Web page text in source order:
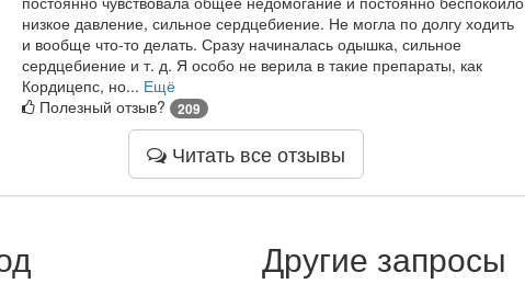
низкое давление, сильное сердцебиение. Не могла по долгу ходить
и вообще что-то делать. Сразу начиналась одышка, сильное
сердцебиение и т. д. Я особо не верила в такие препараты, как
Кордицепс, но... Ещё
Полезный отзыв?
209
Читать все отзывы
Другие запросы